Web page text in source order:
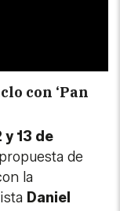
con ‘Pan
y 13 de
de
la
Daniel